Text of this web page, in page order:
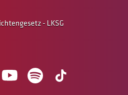
- LKSG